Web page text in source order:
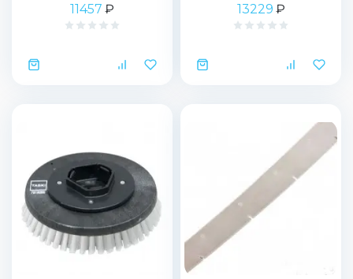
11457 ₽ 13229 ₽